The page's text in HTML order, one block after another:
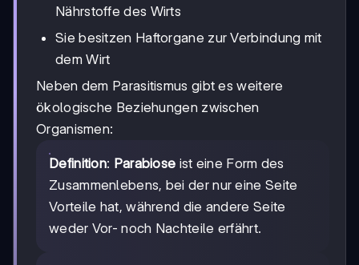
Nährstoffe des Wirts
Sie besitzen Haftorgane zur Verbindung mit
dem Wirt
Neben dem Parasitismus gibt es weitere
ökologische Beziehungen zwischen
Organismen:
Definition: Parabiose ist eine Form des
Zusammenlebens, bei der nur eine Seite
Vorteile hat, während die andere Seite
weder Vor- noch Nachteile erfährt.